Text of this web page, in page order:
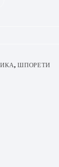
,ШПОРЕТИ